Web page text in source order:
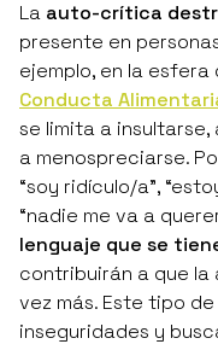
La auto-crítica
presente en
ejemplo, en la esfera
Conducta
se limita a
a menospreciarse.
“soy ridículo/a”,
“nadie me va a
lenguaje que se
contribuirán a que
vez más. Este tipo
inseguridades y